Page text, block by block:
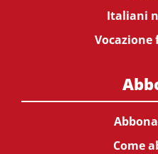
Italiani
Vocazione
Come